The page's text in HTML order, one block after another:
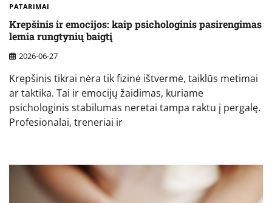
PATARIMAI
Krepšinis ir emocijos: kaip psichologinis pasirengimas
lemia rungtynių baigtį
2026-06-27
Krepšinis tikrai nėra tik fizinė ištvermė, taiklūs metimai
ar taktika. Tai ir emocijų žaidimas, kuriame
psichologinis stabilumas neretai tampa raktu į pergalę.
Profesionalai, treneriai ir